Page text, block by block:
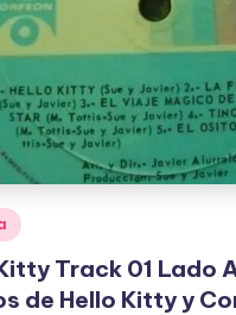
Track 01 Lado
de Hello Kitty y